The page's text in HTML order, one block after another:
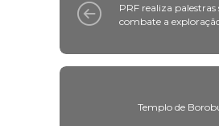
PRF realiza palestras
combate a
Templo de